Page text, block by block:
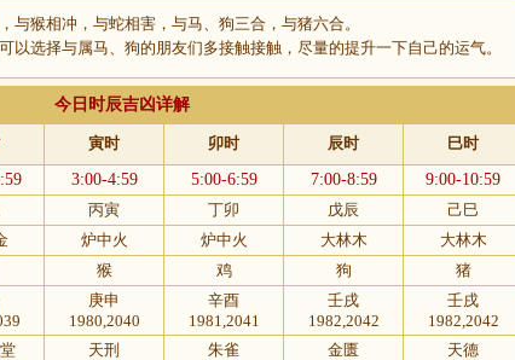
与猴相冲，与蛇相害，与马、狗三合，与猪六合。
以选择与属马、狗的朋友们多接触接触，尽量的提升一下自己的运气。
今日时辰吉凶详解
寅时 卯时 辰时
巳时
3:00-4:59 5:00-6:59 7:00-8:59
9:00-10:59
丙寅 丁卯 戊辰
己巳
炉中火 炉中火 大林木
大林木
猴 鸡 狗 猪
庚申
1980,2040
辛酉
1981,2041
壬戌
1982,2042
壬戌
1982,2042
天刑 朱雀 金匮
天德